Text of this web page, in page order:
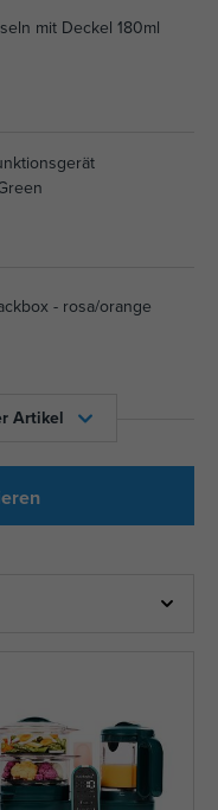
mit Deckel 180ml
- rosa/orange
Artikel